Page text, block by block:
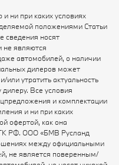
ни при каких условиях
положениями Статьи
сведения носят
не являются
автомобилей, о наличии
дилеров может
или утратить актуальность
Все условия
и комплектации
и ни при каких
офертой, как она
РФ. ООО «БМВ Русланд
между официальными
не является поверенным/